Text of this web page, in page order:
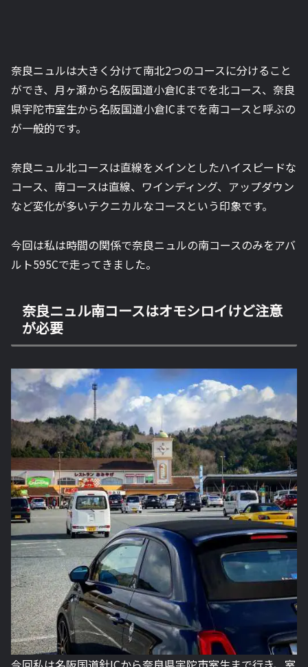
奈良ニュルは大きく分けて南北2つのコースに分けること
ができ、月ヶ瀬から名阪国道小倉ICまでを北コース、奈良
県宇陀市室生から名阪国道小倉ICまでを南コースと呼ぶの
が一般的です。
奈良ニュル北コースは直線をメインとしたハイスピードな
コース、南コースは直線、ワインディング、アップダウン
など変化が多いテクニカルなコースという印象です。
今回は私は時間の関係で奈良ニュルの南コースのみをアバ
ルト595Cで走ってきました。
奈良ニュル南コースはオモシロイけど注意
が必要